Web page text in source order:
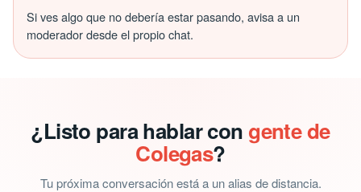
Si ves algo que no debería estar pasando, avisa a un
moderador desde el propio chat.
¿Listo para hablar con gente de
Colegas?
Tu próxima conversación está a un alias de distancia.